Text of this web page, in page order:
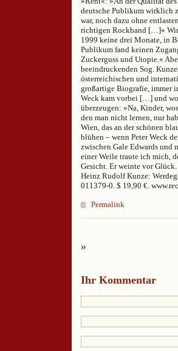
deutsche Publikum wirklich
war, noch dazu ohne
richtigen Rockband […]« Wir
1999 keine drei Monate, in
Publikum fand keinen
Zuckerguss und Utopie.«
beeindruckenden Sog.
österreichischen und
großartige Biografie, immer
Weck kam vorbei […] und
überzeugen: »Na, Kinder,
den man nicht lernen, nur
Wien, das an der schönen
blühen – wenn Peter Weck
zwischen Gale Edwards und
einer Weile traute ich mich,
Gesicht. Er weinte vor
Heinz Rudolf Kunze:
011379-0. $ 19,90 €.
Permalink
»
Ihr Kommentar